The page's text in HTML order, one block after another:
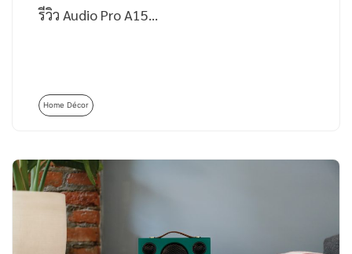
รีวิว Audio Pro A15…
Home Décor